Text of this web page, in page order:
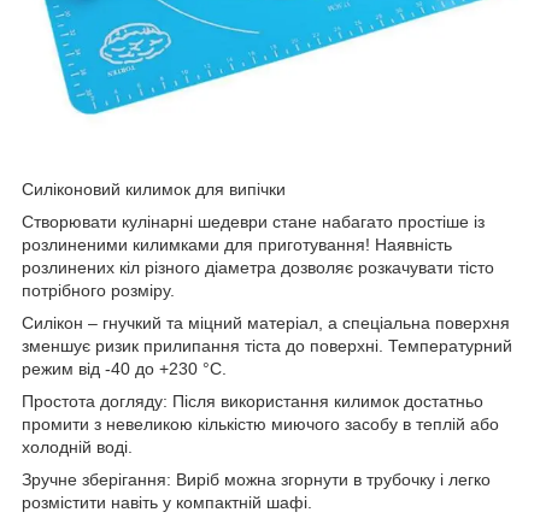
Силіконовий килимок для випічки
Створювати кулінарні шедеври стане набагато простіше із
розлиненими килимками для приготування! Наявність
розлинених кіл різного діаметра дозволяє розкачувати тісто
потрібного розміру.
Силікон – гнучкий та міцний матеріал, а спеціальна поверхня
зменшує ризик прилипання тіста до поверхні. Температурний
режим від -40 до +230 °C.
Простота догляду: Після використання килимок достатньо
промити з невеликою кількістю миючого засобу в теплій або
холодній воді.
Зручне зберігання: Виріб можна згорнути в трубочку і легко
розмістити навіть у компактній шафі.